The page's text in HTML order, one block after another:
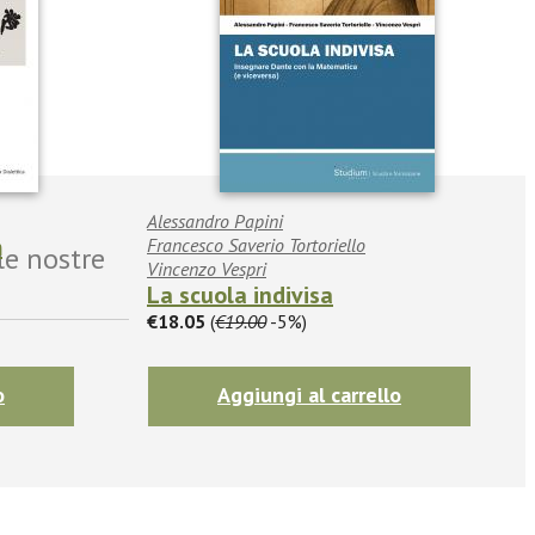
Alessandro Papini
Francesco Saverio Tortoriello
Vincenzo Vespri
La scuola indivisa
€18.05 (€19.00-5%)
Aggiungi al carrello
nostre